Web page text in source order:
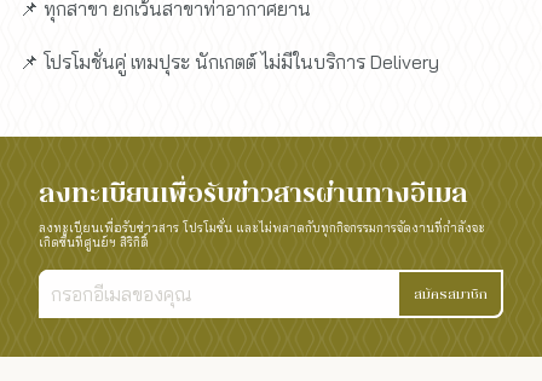
📌 ทุกสาขา ยกเว้นสาขาท่าอากาศยาน
📌 โปรโมชั่นคู่ เทมปุระ นักเกตต์ ไม่มีในบริการ Delivery
ลงทะเบียนเพื่อรับข่าวสารผ่านทางอีเมล
ลงทะเบียนเพื่อรับข่าวสาร โปรโมชั่น และไม่พลาดกับทุกกิจกรรมการจัดงานที่กำลังจะ
เกิดขึ้นที่ศูนย์ฯ สิริกิติ์
สมัครสมาชิก